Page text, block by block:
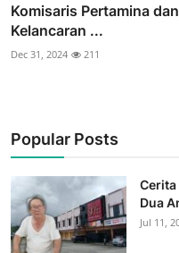
Komisaris Pertamina
Kelancaran ...
Dec 31, 2024 211
Popular Posts
Cerita
Dua
Jul 11,